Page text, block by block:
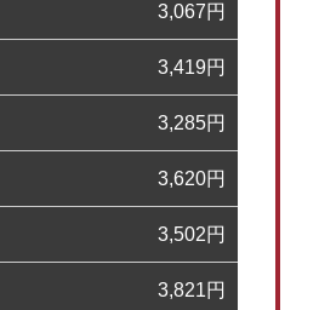
3,067円
3,419円
3,285円
3,620円
3,502円
3,821円